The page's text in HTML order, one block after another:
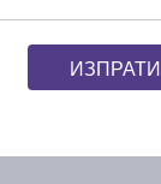
ИЗПРАТИ